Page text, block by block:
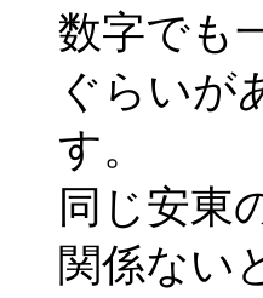
数字でも
ぐらいが
す。
同じ安東
関係ない